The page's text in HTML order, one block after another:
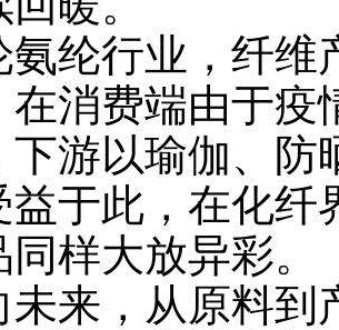
行业，纤维
在消费端由于疫
下游以瑜伽、
益于此，在化纤
样大放异彩。
，从原料到